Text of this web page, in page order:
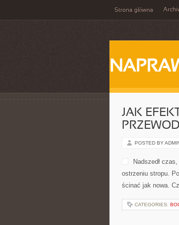
Strona główna
JAK
POSTED BY
Nadszedł
ostrzeniu stropu.
ścinać jak nowa.
CATEGORIES: